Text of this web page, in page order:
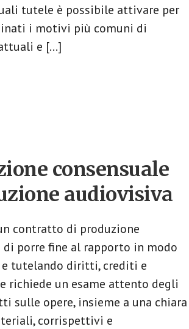
tutele è possibile attivare per
i motivi più comuni di
e […]
consensuale
audiovisiva​
contratto di produzione
porre fine al rapporto in modo
tutelando diritti, crediti e
richiede un esame attento degli
opere, insieme a una chiara
corrispettivi e